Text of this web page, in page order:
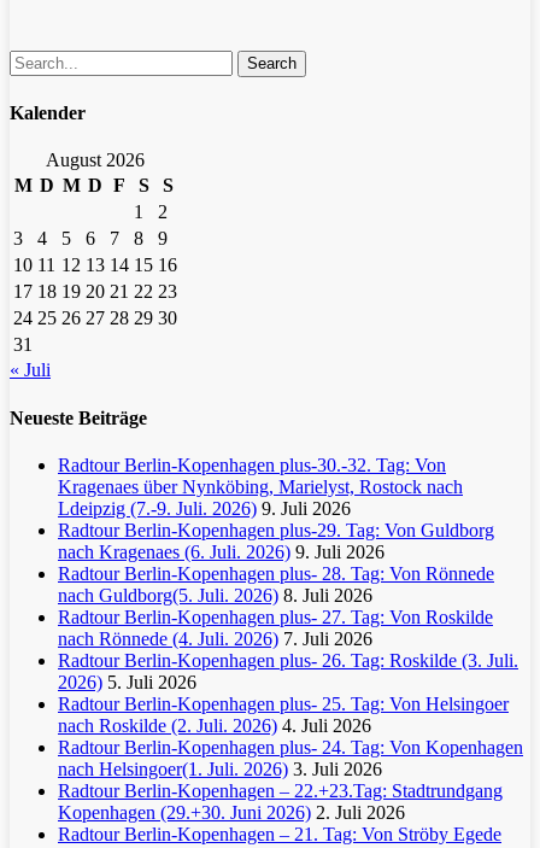
Search
Kalender
August 2026
M D M D F S
S
1
2
3
4 5 6 7 8
9
10 11 12 13 14 15 16
17 18 19 20 21 22 23
24 25 26 27 28 29 30
31
« Juli
Neueste Beiträge
Radtour Berlin-Kopenhagen plus-30.-32. Tag: Von
Kragenaes über Nynköbing, Marielyst, Rostock nach
Ldeipzig (7.-9. Juli. 2026) 9. Juli 2026
Radtour Berlin-Kopenhagen plus-29. Tag: Von Guldborg
nach Kragenaes (6. Juli. 2026) 9. Juli 2026
Radtour Berlin-Kopenhagen plus- 28. Tag: Von Rönnede
nach Guldborg(5. Juli. 2026) 8. Juli 2026
Radtour Berlin-Kopenhagen plus- 27. Tag: Von Roskilde
nach Rönnede (4. Juli. 2026) 7. Juli 2026
Radtour Berlin-Kopenhagen plus- 26. Tag: Roskilde (3. Juli.
2026) 5. Juli 2026
Radtour Berlin-Kopenhagen plus- 25. Tag: Von Helsingoer
nach Roskilde (2. Juli. 2026) 4. Juli 2026
Radtour Berlin-Kopenhagen plus- 24. Tag: Von Kopenhagen
nach Helsingoer(1. Juli. 2026) 3. Juli 2026
Radtour Berlin-Kopenhagen – 22.+23.Tag: Stadtrundgang
Kopenhagen (29.+30. Juni 2026) 2. Juli 2026
Radtour Berlin-Kopenhagen – 21. Tag: Von Ströby Egede